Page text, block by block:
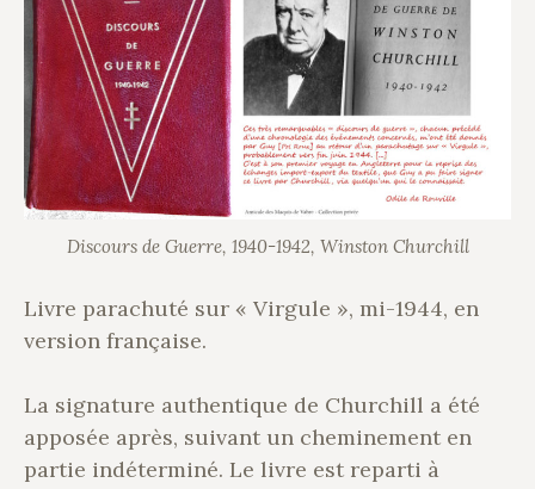
Discours de Guerre, 1940-1942, Winston Churchill
Livre parachuté sur « Virgule », mi-1944, en
version française.
La signature authentique de Churchill a été
apposée après, suivant un cheminement en
partie indéterminé. Le livre est reparti à